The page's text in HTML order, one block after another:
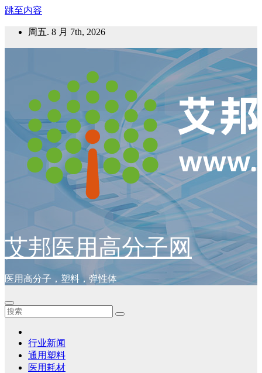
跳至内容
周五. 8 月 7th, 2026
艾邦医用高分子网
医用高分子，塑料，弹性体
行业新闻
通用塑料
医用耗材